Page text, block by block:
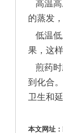
高温高
的蒸发
低温低
果，这
煎药时
到化合
卫生和
本文网址：